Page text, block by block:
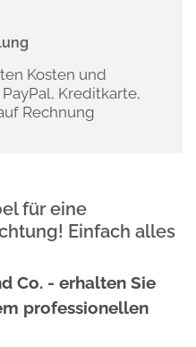
Kosten und
Kreditkarte,
Rechnung
für eine
Einfach alles
Co. - erhalten Sie
professionellen